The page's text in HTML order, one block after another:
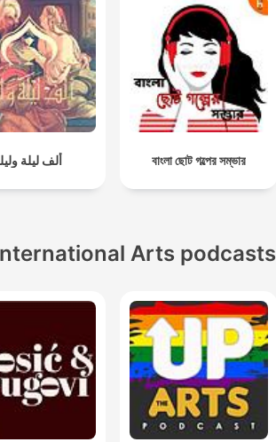
ألف ليلة বাংলা ছোট গল্পের সম্ভার
Arts podcasts